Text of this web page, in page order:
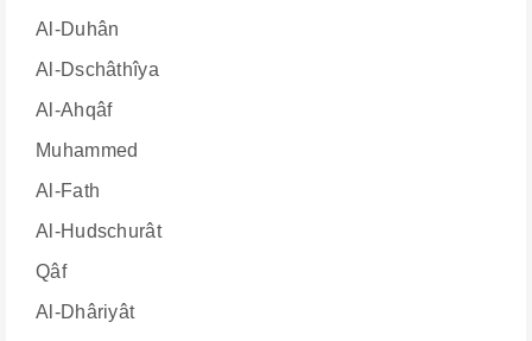
Al-Duhân
Al-Dschâthîya
Al-Ahqâf
Muhammed
Al-Fath
Al-Hudschurât
Qâf
Al-Dhâriyât